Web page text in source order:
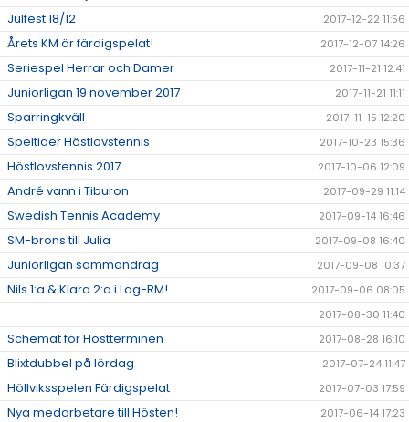
Julfest 18/12 2017-12-22 11:56
Årets KM är färdigspelat! 2017-12-07 14:26
Seriespel Herrar och Damer 2017-11-21 12:41
Juniorligan 19 november 2017 2017-11-21 11:11
Sparringkväll 2017-11-15 12:20
Speltider Höstlovstennis 2017-10-23 15:36
Höstlovstennis 2017 2017-10-06 12:09
André vann i Tiburon 2017-09-29 11:14
Swedish Tennis Academy 2017-09-14 16:46
SM-brons till Julia 2017-09-08 16:40
Juniorligan sammandrag 2017-09-08 10:37
Nils 1:a & Klara 2:a i Lag-RM!
2017-09-06 08:05
2017-08-30 11:40
Schemat för Höstterminen 2017-08-28 16:10
Blixtdubbel på lördag 2017-07-24 11:47
Höllviksspelen Färdigspelat 2017-07-03 17:59
Nya medarbetare till Hösten! 2017-06-14 17:23